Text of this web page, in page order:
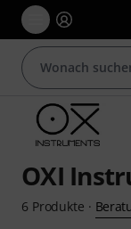
OXI
6 Produkte ·